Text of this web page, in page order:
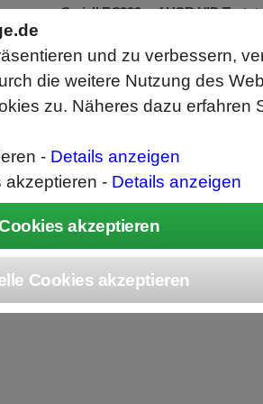
Seriell RS232 auf USB HID
RS232 Daten in Computer
Funktioniert wie eine USB Tastatur,
Verwendet Standard USB Tastatur
Datenbearbeitung vor Ausgabe
und zu verbessern,
die weitere Nutzung des
zu. Näheres dazu erfahren
- Details anzeigen
akzeptieren - Details anzeigen